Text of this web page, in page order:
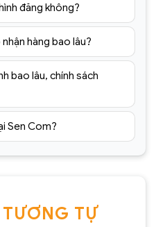
đăng không?
hàng bao lâu?
bao lâu, chính sách
Sen Com?
TỰ